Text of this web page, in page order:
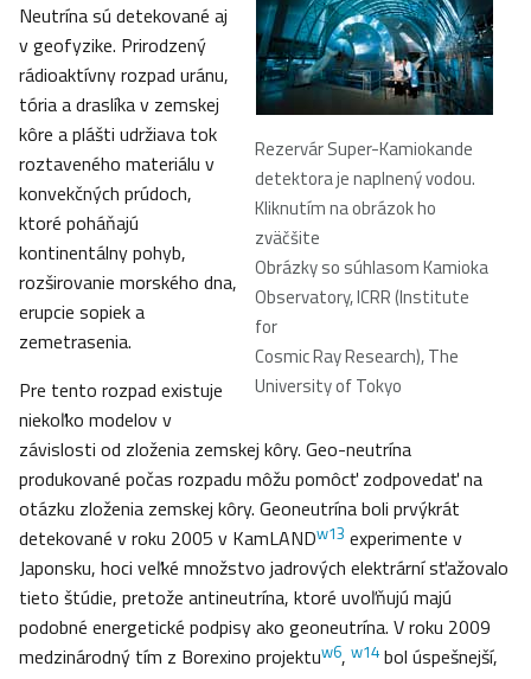
Rezervár Super-Kamiokande
detektora je naplnený vodou.
Kliknutím na obrázok ho
zväčšite
Obrázky so súhlasom Kamioka
Observatory, ICRR (Institute
for
Cosmic Ray Research), The
University of Tokyo
Neutrína sú detekované aj
v geofyzike. Prirodzený
rádioaktívny rozpad uránu,
tória a draslíka v zemskej
kôre a plášti udržiava tok
roztaveného materiálu v
konvekčných prúdoch,
ktoré poháňajú
kontinentálny pohyb,
rozširovanie morského dna,
erupcie sopiek a
zemetrasenia.
Pre tento rozpad existuje
niekoľko modelov v
závislosti od zloženia zemskej kôry. Geo-neutrína
produkované počas rozpadu môžu pomôcť zodpovedať na
otázku zloženia zemskej kôry. Geoneutrína boli prvýkrát
detekované v roku 2005 v KamLANDw13 experimente v
Japonsku, hoci veľké množstvo jadrových elektrární sťažovalo
tieto štúdie, pretože antineutrína, ktoré uvoľňujú majú
podobné energetické podpisy ako geoneutrína. V roku 2009
medzinárodný tím z Borexino projektuw6, w14 bol úspešnejší,